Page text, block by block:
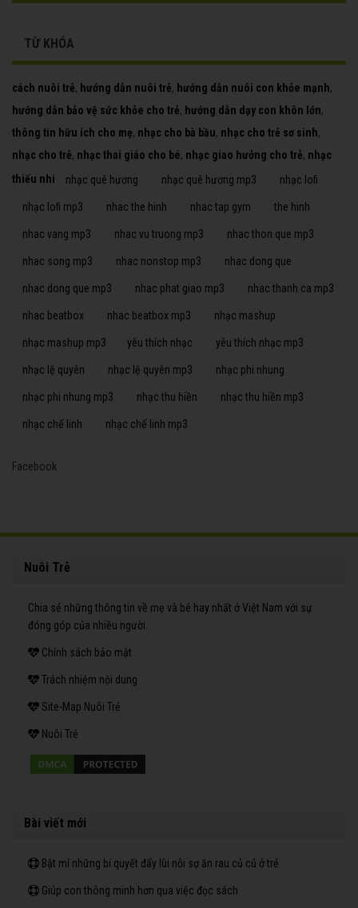
TỪ KHÓA
cách nuôi trẻ, hướng dẫn nuôi trẻ, hướng dẫn nuôi con khỏe mạnh,
hướng dẫn bảo vệ sức khỏe cho trẻ, hướng dẫn dạy con khôn lớn,
thông tin hữu ích cho mẹ, nhạc cho bà bầu, nhạc cho trẻ sơ sinh,
nhạc cho trẻ, nhạc thai giáo cho bé, nhạc giao hưởng cho trẻ, nhạc
thiếu nhi
nhạc quê hương nhạc quê hương mp3 nhạc lofi
nhạc lofi mp3 nhac the hinh nhac tap gym the hinh
nhac vang mp3 nhac vu truong mp3 nhac thon que mp3
nhac song mp3 nhac nonstop mp3 nhac dong que
nhac dong que mp3 nhac phat giao mp3 nhac thanh ca mp3
nhac beatbox nhac beatbox mp3 nhạc mashup
nhạc mashup mp3 yêu thích nhạc yêu thích nhạc mp3
nhạc lệ quyên nhạc lệ quyên mp3 nhạc phi nhung
nhạc phi nhung mp3 nhạc thu hiền nhạc thu hiền mp3
nhạc chế linh nhạc chế linh mp3
Facebook
Nuôi Trẻ
Chia sẻ những thông tin về mẹ và bé hay nhất ở Việt Nam với sự
đóng góp của nhiều người.
Chính sách bảo mật
Trách nhiệm nội dung
Site-Map Nuôi Trẻ
Nuôi Trẻ
Bài viết mới
Bật mí những bí quyết đẩy lùi nỗi sợ ăn rau củ củ ở trẻ
Giúp con thông minh hơn qua việc đọc sách